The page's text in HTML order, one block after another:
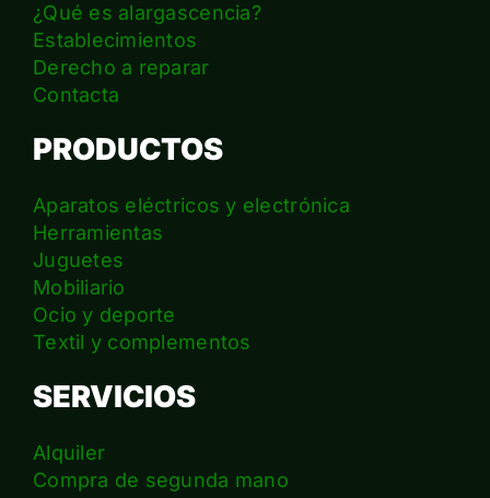
¿Qué es alargascencia?
Establecimientos
Derecho a reparar
Contacta
PRODUCTOS
Aparatos eléctricos y electrónica
Herramientas
Juguetes
Mobiliario
Ocio y deporte
Textil y complementos
SERVICIOS
Alquiler
Compra de segunda mano